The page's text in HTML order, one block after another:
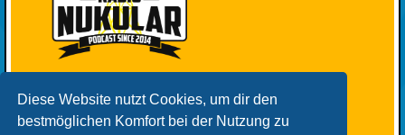
Diese Website nutzt Cookies, um dir den
bestmöglichen Komfort bei der Nutzung zu